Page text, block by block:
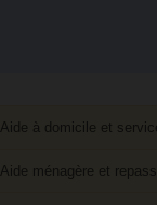
Aide à domicile et
Aide ménagère et